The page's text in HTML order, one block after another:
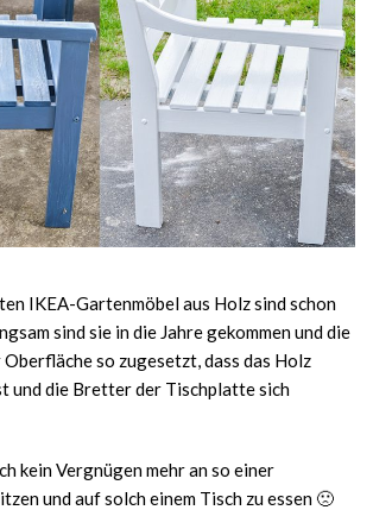
IKEA-Gartenmöbel aus Holz sind schon
sind sie in die Jahre gekommen und die
so zugesetzt, dass das Holz
und die Bretter der Tischplatte sich
kein Vergnügen mehr an so einer
und auf solch einem Tisch zu essen 🙁